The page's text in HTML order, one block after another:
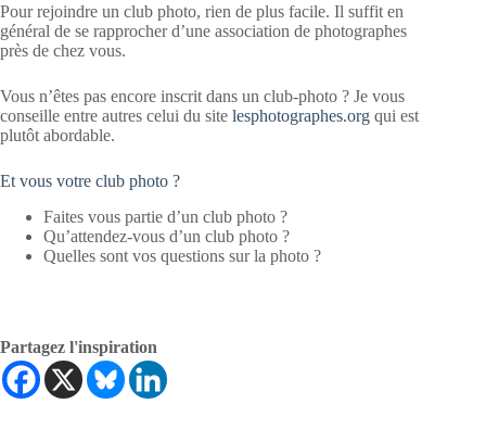
Pour rejoindre un club photo, rien de plus facile. Il suffit en
général de se rapprocher d’une association de photographes
près de chez vous.
Vous n’êtes pas encore inscrit dans un club-photo ? Je vous
conseille entre autres celui du site lesphotographes.org qui est
plutôt abordable.
Et vous votre club photo ?
Faites vous partie d’un club photo ?
Qu’attendez-vous d’un club photo ?
Quelles sont vos questions sur la photo ?
Partagez l'inspiration